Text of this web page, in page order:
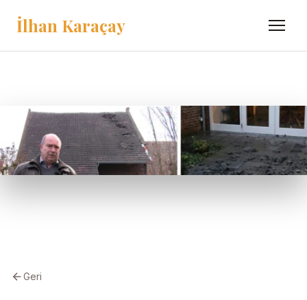
İlhan Karaçay Menü
Geri